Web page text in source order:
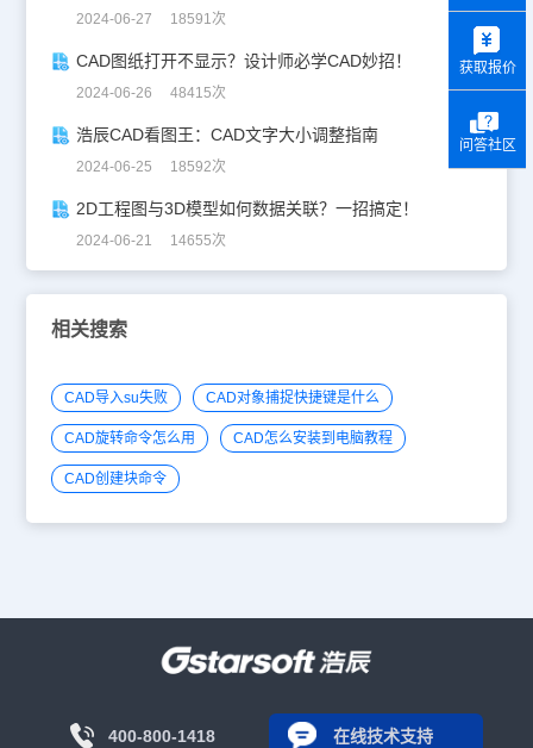
2024-06-27 18591次
CAD图纸打开不显示？设计师必学CAD妙招！
2024-06-26 48415次
浩辰CAD看图王：CAD文字大小调整指南
2024-06-25 18592次
2D工程图与3D模型如何数据关联？一招搞定！
2024-06-21 14655次
相关搜索
CAD导入su失败 CAD对象捕捉快捷键是什么
CAD旋转命令怎么用 CAD怎么安装到电脑教程
CAD创建块命令
400-800-1418 在线技术支持
获取报价
问答社区